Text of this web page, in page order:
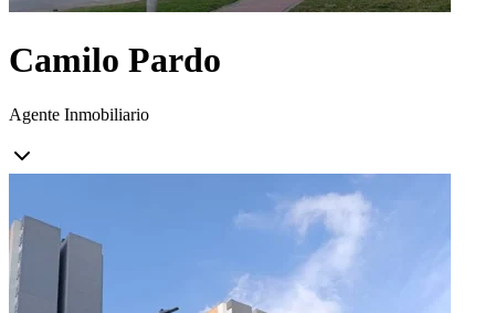
Camilo Pardo
Agente Inmobiliario